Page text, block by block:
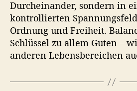
Durcheinander, sondern in
kontrollierten
Ordnung und Freiheit.
Schlüssel zu allem Guten –
anderen Lebensbereichen